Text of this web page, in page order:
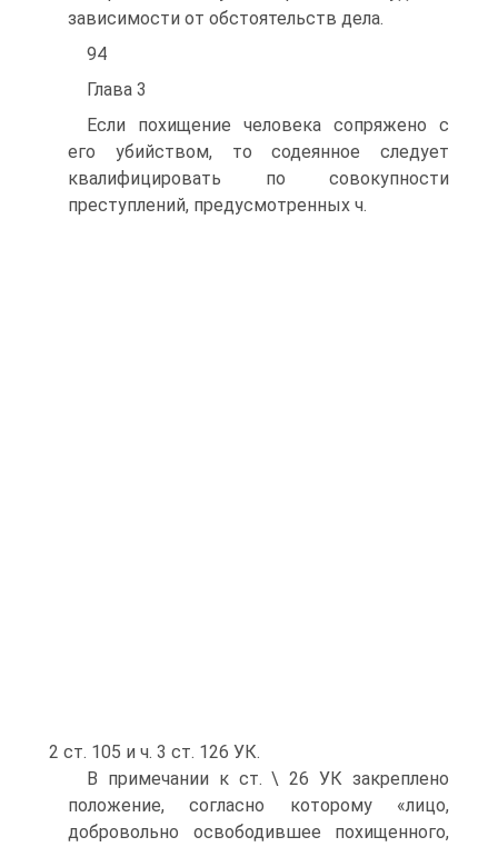
зависимости от обстоятельств дела.
94
Глава 3
Если похищение человека сопряжено с
его убийством, то содеянное следует
квалифицировать по совокупности
преступлений, предусмотренных ч.
2 ст. 105 и ч. 3 ст. 126 УК.
В примечании к ст. \ 26 УК закреплено
положение, согласно которому «лицо,
добровольно освободившее похищенного,